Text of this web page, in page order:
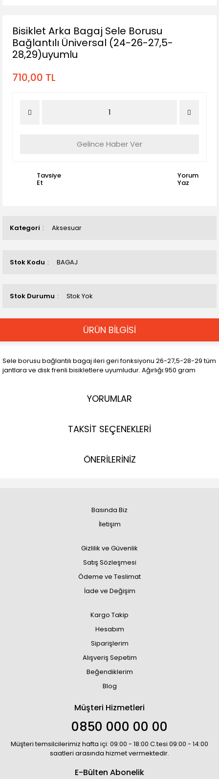
Kategori Aksesuar
Stok Kodu BAGAJ
Stok Durumu Stok Yok
Bisiklet Arka Bagaj Sele Borusu
Bağlantılı Üniversal (24-26-27,5-
28,29)uyumlu
710,00 TL
Gelince Haber Ver
Tavsiye
Et
Yorum
Yaz
ÜRÜN BİLGİSİ
Sele borusu bağlantılı bagaj ileri geri fonksiyonu 26-27,5-28-29 tüm
jantlara ve disk frenli bisikletlere uyumludur. Ağırlığı:950 gram
YORUMLAR
TAKSİT SEÇENEKLERİ
ÖNERİLERİNİZ
Basında Biz
İletişim
Gizlilik ve Güvenlik
Satış Sözleşmesi
Ödeme ve Teslimat
İade ve Değişim
Kargo Takip
Hesabım
Siparişlerim
Alışveriş Sepetim
Beğendiklerim
Blog
Müşteri Hizmetleri
0850 000 00 00
Müşteri temsilcilerimiz hafta içi: 09:00 - 18:00 C.tesi 09:00 - 14:00
saatleri arasında hizmet vermektedir.
E-Bülten Abonelik